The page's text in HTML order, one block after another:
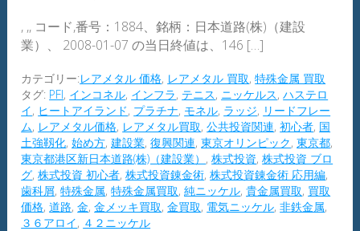
, ,, コード,番号：1884、銘柄：日本道路(株)（建設
業）、 2008-01-07 の当日終値は、146 […]
カテゴリー:レアメタル 価格, レアメタル 買取,特殊金属 買取
タグ: PFI, インコネル, インフラ, テニス, ニッケルス,ハステロ
イ, ヒートアイランド, プラチナ, モネル, ラッジ, リードフレー
ム, レアメタル価格, レアメタル買取,公共投資関連,初心者, 国
土強靱化,始め方,建設業,復興関連,東京オリンピック,東京都,
東京都港区新日本道路(株)（建設業） ,株式投資,株式投資 ブロ
グ,株式投資 初心者,株式投資錬金術,株式投資錬金術 応用編,
歯科屑,特殊金属,特殊金属買取,純ニッケル,貴金属買取, 買取
価格,道路,金,金メッキ買取,金買取, 電気ニッケル,非鉄金属,
３６アロイ, ４２ニッケル